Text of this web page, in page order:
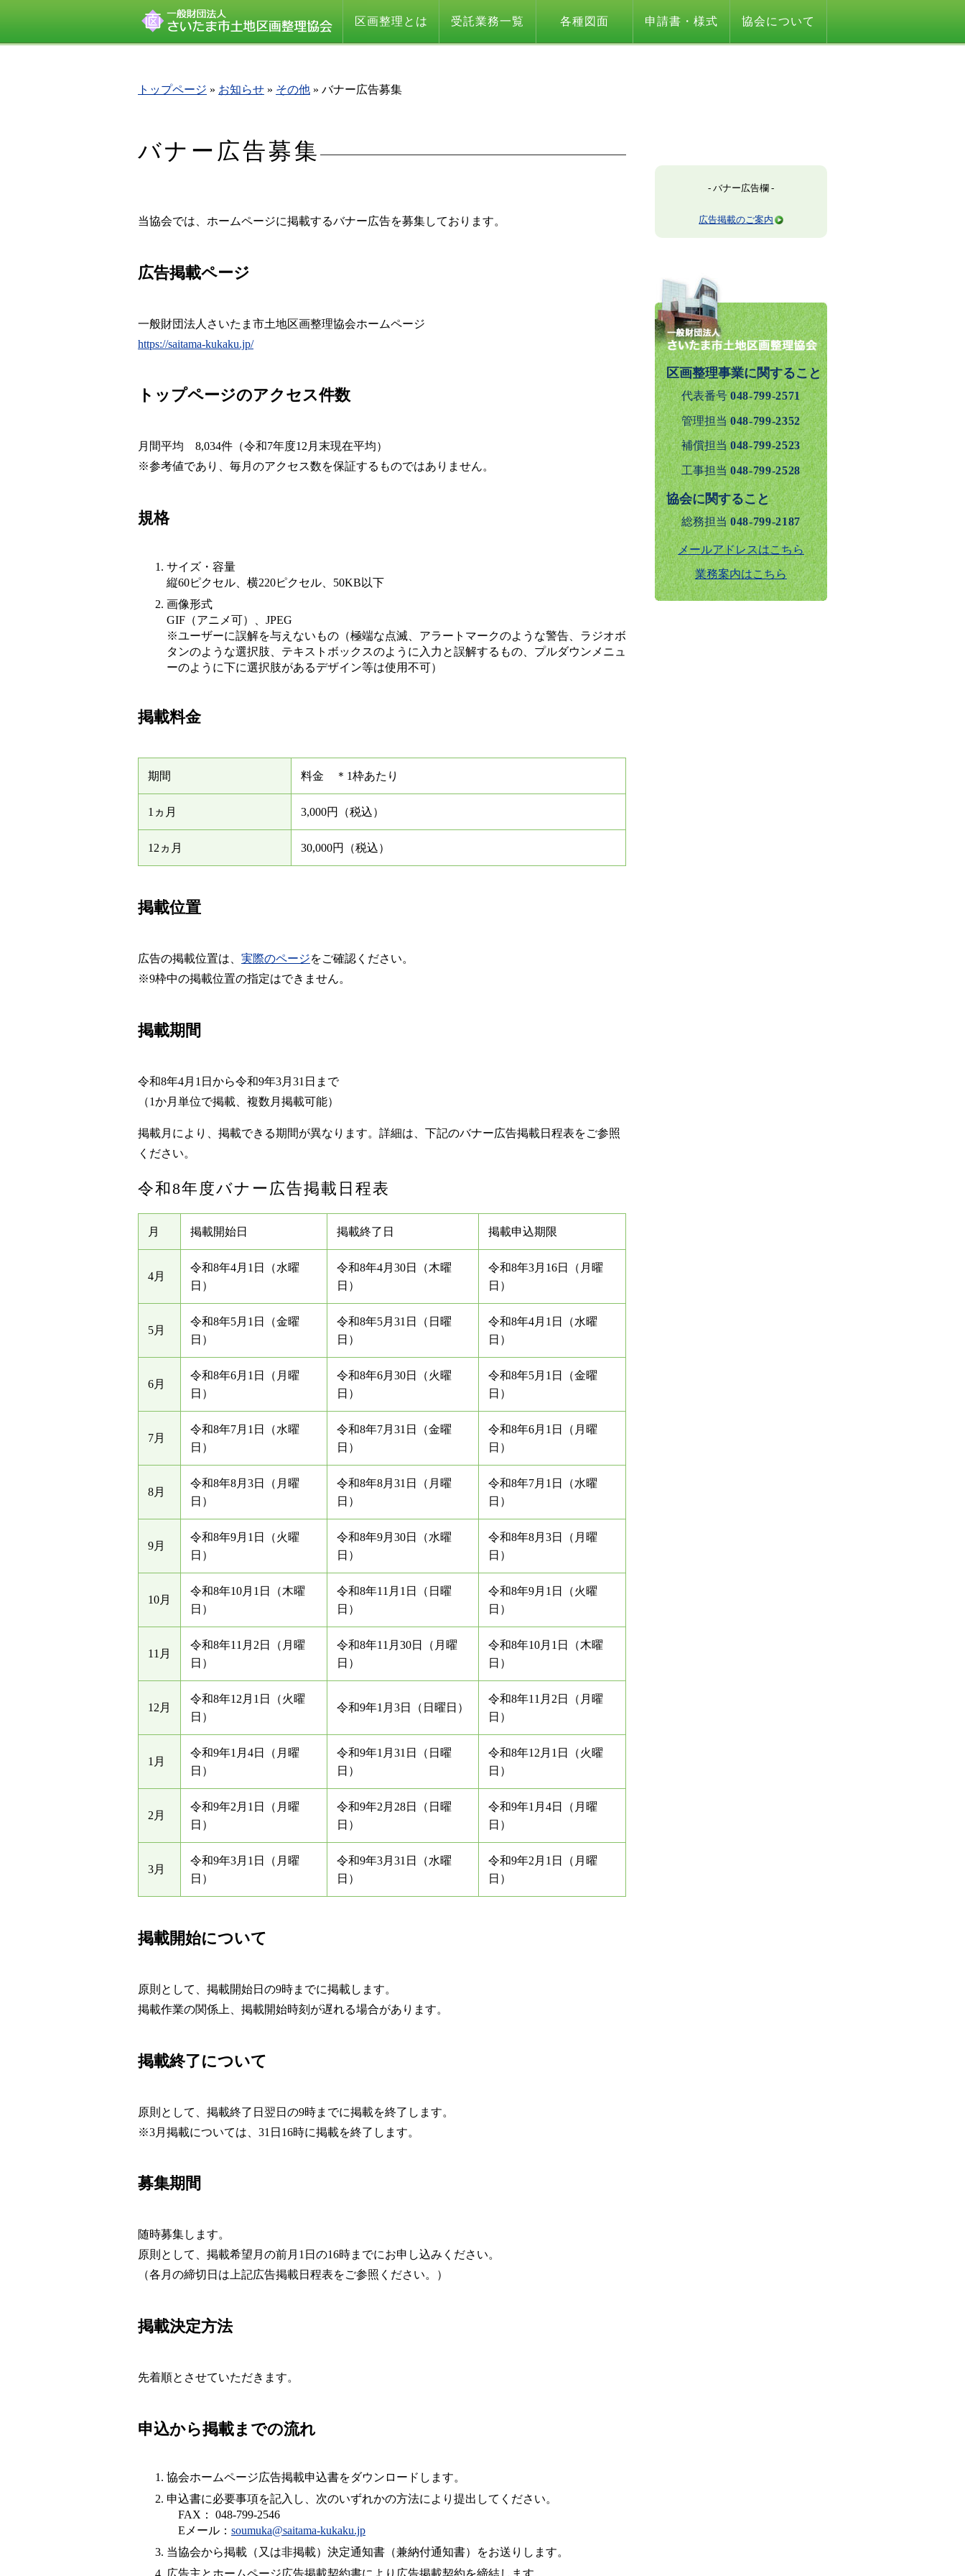
区画整理とは 受託業務一覧 各種図面 申請書・様式 協会について
トップページ » お知らせ » その他 » バナー広告募集
バナー広告募集
当協会では、ホームページに掲載するバナー広告を募集しております。
広告掲載ページ
一般財団法人さいたま市土地区画整理協会ホームページ
https://saitama-kukaku.jp/
トップページのアクセス件数
月間平均 8,034件（令和7年度12月末現在平均）
※参考値であり、毎月のアクセス数を保証するものではありません。
規格
サイズ・容量
縦60ピクセル、横220ピクセル、50KB以下
画像形式
GIF（アニメ可）、JPEG
※ユーザーに誤解を与えないもの（極端な点滅、アラートマークのような警告、ラジオボ
タンのような選択肢、テキストボックスのように入力と誤解するもの、プルダウンメニュ
ーのように下に選択肢があるデザイン等は使用不可）
掲載料金
期間 料金 ＊1枠あたり
1ヵ月 3,000円（税込）
12ヵ月 30,000円（税込）
掲載位置
広告の掲載位置は、 実際のページをご確認ください。
※9枠中の掲載位置の指定はできません。
掲載期間
令和8年4月1日から令和9年3月31日まで
（1か月単位で掲載、複数月掲載可能）
掲載月により、掲載できる期間が異なります。詳細は、下記のバナー広告掲載日程表をご参照
ください。
令和8年度バナー広告掲載日程表
月 掲載開始日 掲載終了日 掲載申込期限
4月
令和8年4月1日（水曜
日）
令和8年4月30日（木曜
日）
令和8年3月16日（月曜
日）
5月
令和8年5月1日（金曜
日）
令和8年5月31日（日曜
日）
令和8年4月1日（水曜
日）
6月
令和8年6月1日（月曜
日）
令和8年6月30日（火曜
日）
令和8年5月1日（金曜
日）
7月
令和8年7月1日（水曜
日）
令和8年7月31日（金曜
日）
令和8年6月1日（月曜
日）
8月
令和8年8月3日（月曜
日）
令和8年8月31日（月曜
日）
令和8年7月1日（水曜
日）
9月
令和8年9月1日（火曜
日）
令和8年9月30日（水曜
日）
令和8年8月3日（月曜
日）
10月
令和8年10月1日（木曜
日）
令和8年11月1日（日曜
日）
令和8年9月1日（火曜
日）
11月
令和8年11月2日（月曜
日）
令和8年11月30日（月曜
日）
令和8年10月1日（木曜
日）
12月
令和8年12月1日（火曜
日）
令和9年1月3日（日曜日）
令和8年11月2日（月曜
日）
1月
令和9年1月4日（月曜
日）
令和9年1月31日（日曜
日）
令和8年12月1日（火曜
日）
2月
令和9年2月1日（月曜
日）
令和9年2月28日（日曜
日）
令和9年1月4日（月曜
日）
3月
令和9年3月1日（月曜
日）
令和9年3月31日（水曜
日）
令和9年2月1日（月曜
日）
掲載開始について
原則として、掲載開始日の9時までに掲載します。
掲載作業の関係上、掲載開始時刻が遅れる場合があります。
掲載終了について
原則として、掲載終了日翌日の9時までに掲載を終了します。
※3月掲載については、31日16時に掲載を終了します。
募集期間
随時募集します。
原則として、掲載希望月の前月1日の16時までにお申し込みください。
（各月の締切日は上記広告掲載日程表をご参照ください。）
掲載決定方法
先着順とさせていただきます。
申込から掲載までの流れ
協会ホームページ広告掲載申込書をダウンロードします。
申込書に必要事項を記入し、次のいずれかの方法により提出してください。
FAX： 048-799-2546
Eメール： soumuka@saitama-kukaku.jp
当協会から掲載（又は非掲載）決定通知書（兼納付通知書）をお送りします。
- バナー広告欄 -
広告掲載のご案内
区画整理事業に関すること
代表番号048-799-2571
管理担当048-799-2352
補償担当048-799-2523
工事担当048-799-2528
協会に関すること
総務担当048-799-2187
メールアドレスはこちら
業務案内はこちら